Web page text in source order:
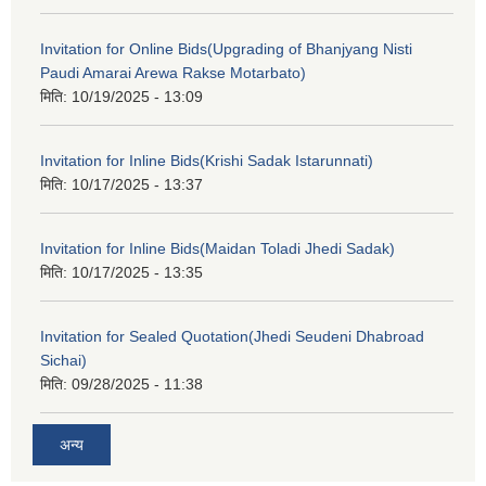
Invitation for Online Bids(Upgrading of Bhanjyang Nisti
Paudi Amarai Arewa Rakse Motarbato)
मिति: 10/19/2025 - 13:09
Invitation for Inline Bids(Krishi Sadak Istarunnati)
मिति: 10/17/2025 - 13:37
Invitation for Inline Bids(Maidan Toladi Jhedi Sadak)
मिति: 10/17/2025 - 13:35
Invitation for Sealed Quotation(Jhedi Seudeni Dhabroad
Sichai)
मिति: 09/28/2025 - 11:38
अन्य